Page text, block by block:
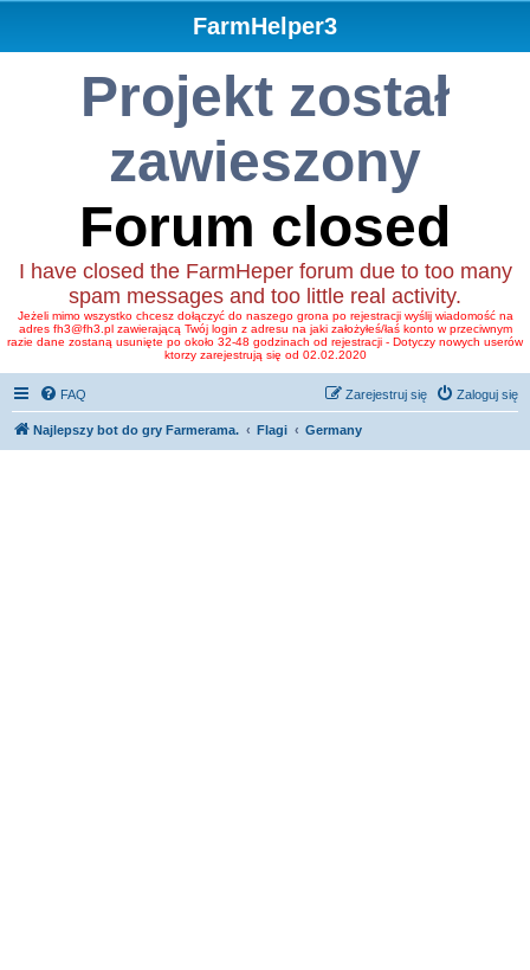
FarmHelper3
Projekt został
zawieszony
Forum closed
I have closed the FarmHeper forum due to too many
spam messages and too little real activity.
Jeżeli mimo wszystko chcesz dołączyć do naszego grona po rejestracji wyślij wiadomość na
adres fh3@fh3.pl zawierającą Twój login z adresu na jaki założyłeś/łaś konto w przeciwnym
razie dane zostaną usunięte po około 32-48 godzinach od rejestracji - Dotyczy nowych userów
ktorzy zarejestrują się od 02.02.2020
FAQ Zaloguj się
Zarejestruj się
Najlepszy bot do gry Farmerama. Flagi Germany